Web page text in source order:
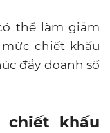
thể làm giảm
chiết khấu
đẩy doanh số
chiết khấu